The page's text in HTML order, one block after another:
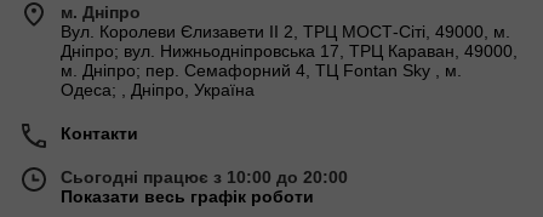
м. Дніпро
Вул. Королеви Єлизавети ІІ 2, ТРЦ МОСТ-Сіті, 49000, м.
Дніпро; вул. Нижньодніпровська 17, ТРЦ Караван, 49000,
м. Дніпро; пер. Семафорний 4, ТЦ Fontan Sky , м.
Одеса; , Дніпро, Україна
Контакти
Сьогодні працює з 10:00 до 20:00
Показати весь графік роботи